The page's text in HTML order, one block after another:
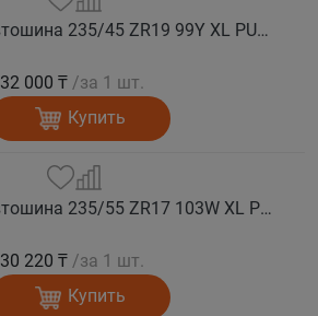
COMFORSER Автошина 235/45 ZR19 99Y XL PURESPEED лето
32 000 ₸ /за 1 шт.
Купить
COMFORSER Автошина 235/55 ZR17 103W XL PURESPEED лето
30 220 ₸ /за 1 шт.
Купить